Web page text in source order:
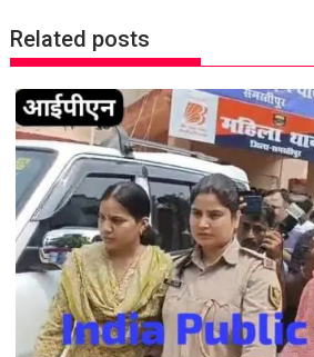
n
a
v
g
a
t
i
o
n
Related posts